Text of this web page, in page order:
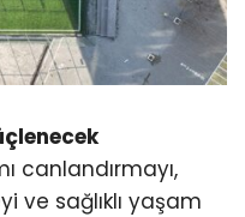
canlandırmayı,
ve sağlıklı yaşam